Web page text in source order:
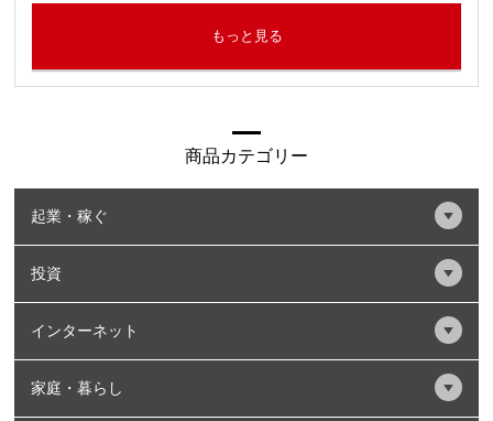
もっと見る
商品カテゴリー
起業・稼ぐ
投資
インターネット
家庭・暮らし